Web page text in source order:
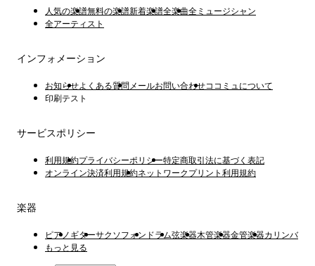
人気の楽譜無料の楽譜新着楽譜全楽曲全ミュージシャン
全アーティスト
インフォメーション
お知らせよくある質問 メールお問い合わせココミュについて
印刷テスト
サービスポリシー
利用規約プライバシーポリシー特定商取引法に基づく表記
オンライン決済利用規約ネットワークプリント利用規約
楽器
ピアノ ギターサクソフォン ドラム弦楽器木管楽器金管楽器カリンバ
もっと見る